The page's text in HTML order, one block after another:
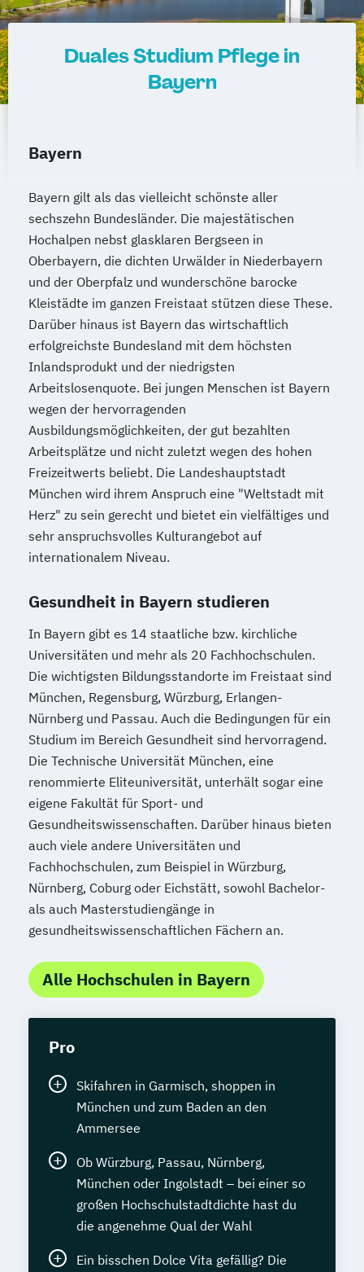
Duales Studium Pflege in
Bayern
Bayern
Bayern gilt als das vielleicht schönste aller
sechszehn Bundesländer. Die majestätischen
Hochalpen nebst glasklaren Bergseen in
Oberbayern, die dichten Urwälder in Niederbayern
und der Oberpfalz und wunderschöne barocke
Kleistädte im ganzen Freistaat stützen diese These.
Darüber hinaus ist Bayern das wirtschaftlich
erfolgreichste Bundesland mit dem höchsten
Inlandsprodukt und der niedrigsten
Arbeitslosenquote. Bei jungen Menschen ist Bayern
wegen der hervorragenden
Ausbildungsmöglichkeiten, der gut bezahlten
Arbeitsplätze und nicht zuletzt wegen des hohen
Freizeitwerts beliebt. Die Landeshauptstadt
München wird ihrem Anspruch eine "Weltstadt mit
Herz" zu sein gerecht und bietet ein vielfältiges und
sehr anspruchsvolles Kulturangebot auf
internationalem Niveau.
Gesundheit in Bayern studieren
In Bayern gibt es 14 staatliche bzw. kirchliche
Universitäten und mehr als 20 Fachhochschulen.
Die wichtigsten Bildungsstandorte im Freistaat sind
München, Regensburg, Würzburg, Erlangen-
Nürnberg und Passau. Auch die Bedingungen für ein
Studium im Bereich Gesundheit sind hervorragend.
Die Technische Universität München, eine
renommierte Eliteuniversität, unterhält sogar eine
eigene Fakultät für Sport- und
Gesundheitswissenschaften. Darüber hinaus bieten
auch viele andere Universitäten und
Fachhochschulen, zum Beispiel in Würzburg,
Nürnberg, Coburg oder Eichstätt, sowohl Bachelor-
als auch Masterstudiengänge in
gesundheitswissenschaftlichen Fächern an.
Alle Hochschulen in Bayern
Pro
Skifahren in Garmisch, shoppen in
München und zum Baden an den
Ammersee
Ob Würzburg, Passau, Nürnberg,
München oder Ingolstadt – bei einer so
großen Hochschulstadtdichte hast du
die angenehme Qual der Wahl
Ein bisschen Dolce Vita gefällig? Die